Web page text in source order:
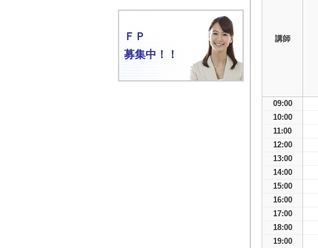
講師
09:00
10:00
11:00
12:00
13:00
14:00
15:00
16:00
17:00
18:00
19:00
ＦＰ
募集中！！